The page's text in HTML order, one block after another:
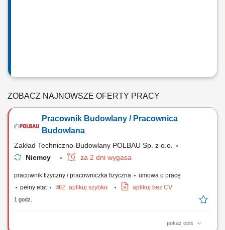
ZOBACZ NAJNOWSZE OFERTY PRACY
Pracownik Budowlany / Pracownica
Budowlana
Zakład Techniczno-Budowlany POLBAU Sp. z o.o.
Niemcy
za 2 dni wygasa
pracownik fizyczny / pracowniczka fizyczna
umowa o pracę
pełny etat
aplikuj szybko aplikuj bez CV
1 godz.
pokaż opis